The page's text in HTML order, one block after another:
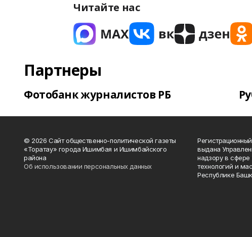
Читайте нас
Партнеры
Фотобанк журналистов РБ
© 2026 Сайт общественно-политической газеты
«Торатау» города Ишимбая и Ишимбайского
района
Об использовании персональных данных
выдана
надзору в
технологий и
Республике